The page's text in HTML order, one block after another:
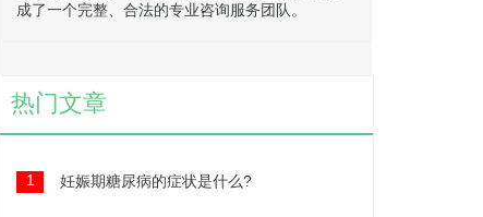
成了一个完整、合法的专业咨询服务团队。
热门文章
1 妊娠期糖尿病的症状是什么?